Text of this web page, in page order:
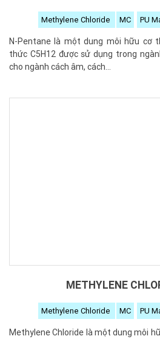
Methylene Chloride MC PU
N-Pentane là một dung môi hữu cơ
thức C5H12 được sử dụng trong
cho ngành cách âm, cách...
METHYLENE
Methylene Chloride MC PU
Methylene Chloride là một dung môi